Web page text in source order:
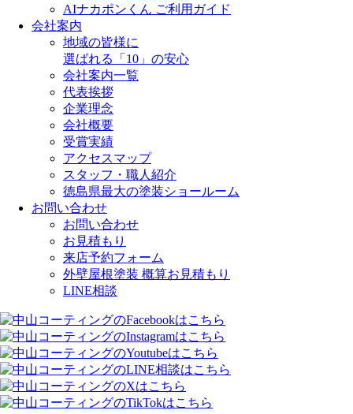
AIナカポンくん ご利用ガイド
会社案内
地域の皆様に
選ばれる「10」の安心
会社案内一覧
代表挨拶
企業理念
会社概要
受賞実績
アクセスマップ
スタッフ・職人紹介
徳島県最大の塗装ショールーム
お問い合わせ
お問い合わせ
お見積もり
来店予約フォーム
外壁屋根塗装 概算お見積もり
LINE相談